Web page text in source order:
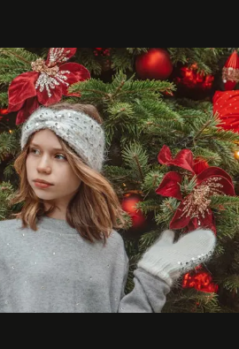
and without permission. I
by darkness but revealed
and presence."